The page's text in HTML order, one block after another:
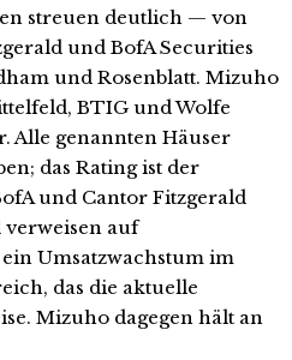
streuen deutlich — von
und BofA Securities
und Rosenblatt. Mizuho
BTIG und Wolfe
Alle genannten Häuser
das Rating ist der
und Cantor Fitzgerald
verweisen auf
Umsatzwachstum im
das die aktuelle
Mizuho dagegen hält an